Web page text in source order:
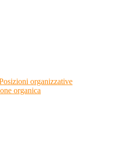
organizzative
organica